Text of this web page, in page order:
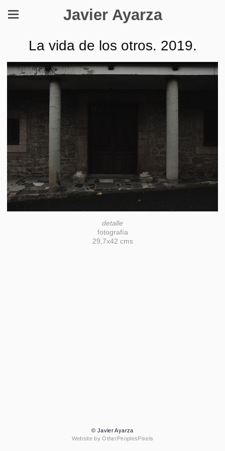
Javier Ayarza
La vida de los otros. 2019.
detalle
fotografía
29,7x42 cms
© Javier Ayarza
Website by OtherPeoplesPixels